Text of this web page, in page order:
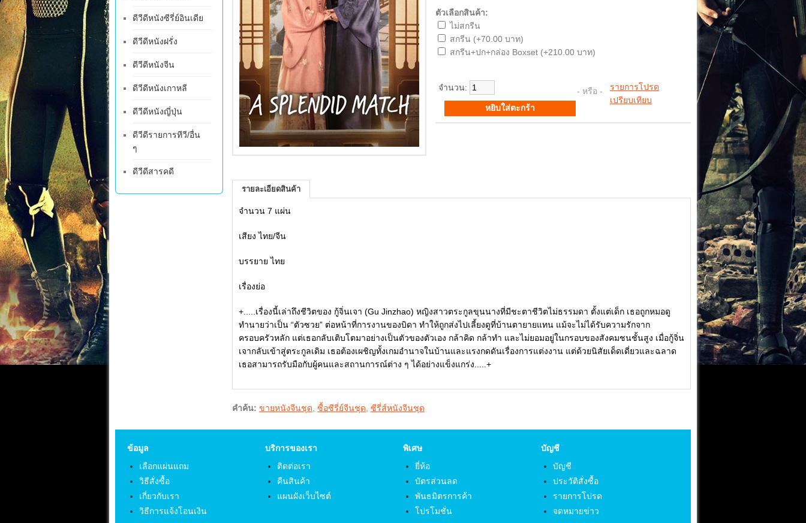
ดีวีดีหนังซีรี่ย์อินเดีย
ดีวีดีหนังฝรั่ง
ดีวีดีหนังจีน
ดีวีดีหนังเกาหลี
ดีวีดีหนังญี่ปุ่น
ดีวีดีรายการทีวี/อื่น
ๆ
ดีวีดีสารคดี
ตัวเลือกสินค้า:
ไม่สกรีน
สกรีน (+70.00 บาท)
สกรีน+ปก+กล่อง Boxset (+210.00 บาท)
จำนวน: - หรือ - รายการโปรด
เปรียบเทียบ
รายละเอียดสินค้า
จำนวน 7 แผ่น
เสียง ไทย/จีน
บรรยาย ไทย
เรื่องย่อ
+.....เรื่องนี้เล่าถึงชีวิตของ กู้จิ่นเจา (Gu Jinzhao) หญิงสาวตระกูลขุนนางที่มีชะตาชีวิตไม่ธรรมดา ตั้งแต่เด็ก เธอถูกหมอดู
ทำนายว่าเป็น “ตัวซวย” ต่อหน้าที่การงานของบิดา ทำให้ถูกส่งไปเลี้ยงดูที่บ้านตายายแทน แม้จะไม่ได้รับความรักจาก
ครอบครัวหลัก แต่เธอกลับเติบโตมาอย่างเป็นตัวของตัวเอง กล้าคิด กล้าทำ และไม่ยอมอยู่ในกรอบของสังคมชนชั้นสูง เมื่อกู้จิ่น
เจากลับเข้าสู่ตระกูลเดิม เธอต้องเผชิญทั้งเกมอำนาจในบ้านและแรงกดดันเรื่องการแต่งงาน แต่ด้วยนิสัยเด็ดเดี่ยวและฉลาด
เธอสามารถรับมือกับผู้คนและสถานการณ์ต่าง ๆ ได้อย่างแข็งแกร่ง.....+
คำค้น: ขายหนังจีนชุด ซื้อซีรี่ย์จีนชุด ซีรี่ส์หนังจีนชุด
ข้อมูล
เลือกแผ่นแถม
วิธีสั่งซื้อ
เกี่ยวกับเรา
วิธีการแจ้งโอนเงิน
บริการของเรา
ติดต่อเรา
คืนสินค้า
แผนผังเว็บไซต์
พิเศษ
ยี่ห้อ
บัตรส่วนลด
พันธมิตรการค้า
โปรโมชั่น
บัญชี
บัญชี
ประวัติสั่งซื้อ
รายการโปรด
จดหมายข่าว